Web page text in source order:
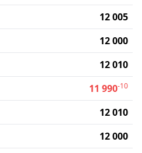
12 005
12 000
12 010
11 990-10
12 010
12 000